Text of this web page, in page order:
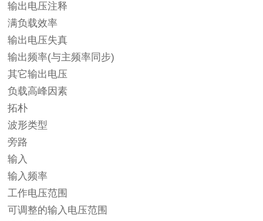
输出电压注释
满负载效率
输出电压失真
输出频率(与主频率同步)
其它输出电压
负载高峰因素
拓朴
波形类型
旁路
输入
输入频率
工作电压范围
可调整的输入电压范围